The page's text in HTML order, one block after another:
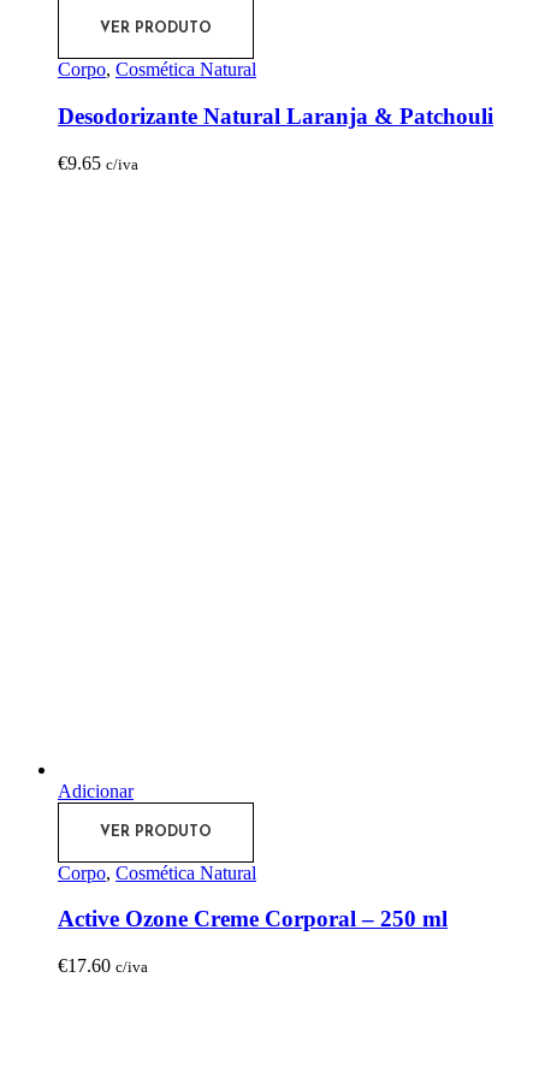
VER PRODUTO
Corpo, Cosmética Natural
Desodorizante Natural Laranja & Patchouli
€9.65 c/iva
Adicionar
VER PRODUTO
Corpo, Cosmética Natural
Active Ozone Creme Corporal – 250 ml
€17.60 c/iva